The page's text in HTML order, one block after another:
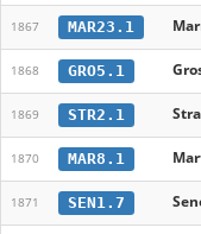
1867 MAR23.1
1868 GRO5.1
1869 STR2.1
1870 MAR8.1
1871 SEN1.7